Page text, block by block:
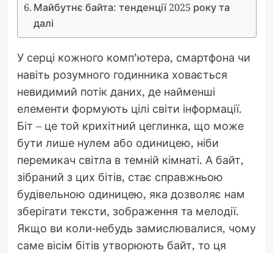
Майбутнє байта: тенденції 2025 року та
далі
У серці кожного комп’ютера, смартфона чи
навіть розумного годинника ховається
невидимий потік даних, де найменші
елементи формують цілі світи інформації.
Біт – це той крихітний цеглинка, що може
бути лише нулем або одиницею, ніби
перемикач світла в темній кімнаті. А байт,
зібраний з цих бітів, стає справжньою
будівельною одиницею, яка дозволяє нам
зберігати тексти, зображення та мелодії.
Якщо ви коли-небудь замислювалися, чому
саме вісім бітів утворюють байт, то ця